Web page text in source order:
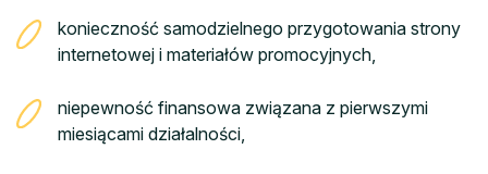
konieczność samodzielnego przygotowania strony
internetowej i materiałów promocyjnych,
niepewność finansowa związana z pierwszymi
miesiącami działalności,